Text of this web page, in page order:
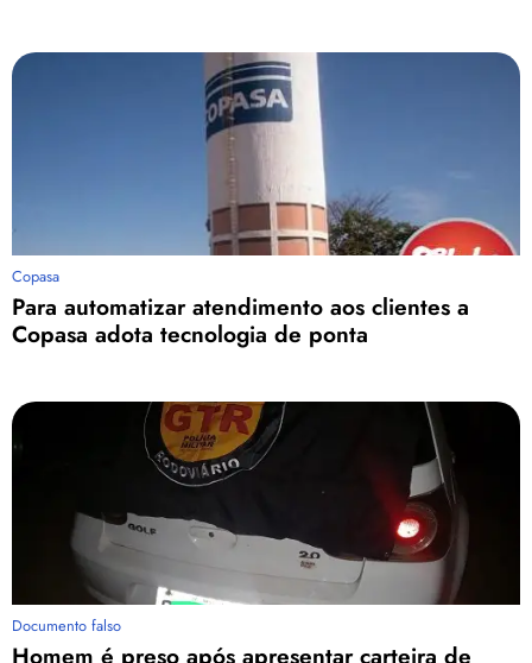
Copasa
Para automatizar atendimento aos clientes a
Copasa adota tecnologia de ponta
Documento falso
Homem é preso após apresentar carteira de